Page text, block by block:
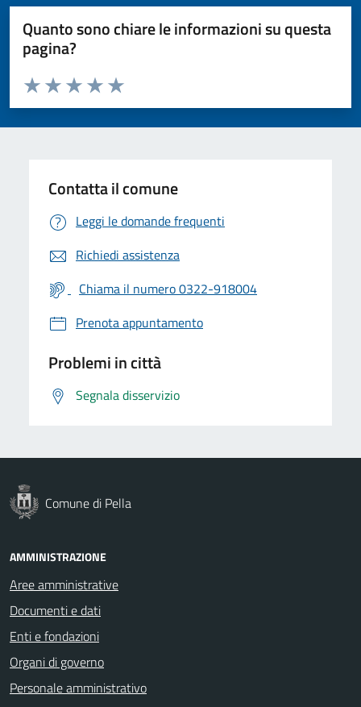
Quanto sono chiare le informazioni su questa
pagina?
Valuta da 1 a 5 stelle la pagina
Valuta 5 stelle su 5
Valuta 4 stelle su 5
Valuta 3 stelle su 5
Valuta 2 stelle su 5
Valuta 1 stelle su 5
Contatta il comune
Leggi le domande frequenti
Richiedi assistenza
Chiama il numero 0322-918004
Prenota appuntamento
Problemi in città
Segnala disservizio
Comune di Pella
AMMINISTRAZIONE
Aree amministrative
Documenti e dati
Enti e fondazioni
Organi di governo
Personale amministrativo